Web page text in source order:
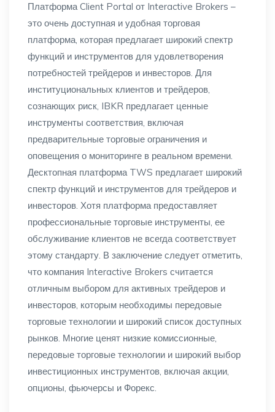
Платформа Client Portal от Interactive Brokers –
это очень доступная и удобная торговая
платформа, которая предлагает широкий спектр
функций и инструментов для удовлетворения
потребностей трейдеров и инвесторов. Для
институциональных клиентов и трейдеров,
сознающих риск, IBKR предлагает ценные
инструменты соответствия, включая
предварительные торговые ограничения и
оповещения о мониторинге в реальном времени.
Десктопная платформа TWS предлагает широкий
спектр функций и инструментов для трейдеров и
инвесторов. Хотя платформа предоставляет
профессиональные торговые инструменты, ее
обслуживание клиентов не всегда соответствует
этому стандарту. В заключение следует отметить,
что компания Interactive Brokers считается
отличным выбором для активных трейдеров и
инвесторов, которым необходимы передовые
торговые технологии и широкий список доступных
рынков. Многие ценят низкие комиссионные,
передовые торговые технологии и широкий выбор
инвестиционных инструментов, включая акции,
опционы, фьючерсы и Форекс.